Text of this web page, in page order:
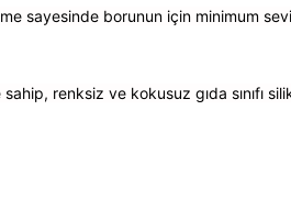
sayesinde borunun için minimum
renksiz ve kokusuz gıda sınıfı